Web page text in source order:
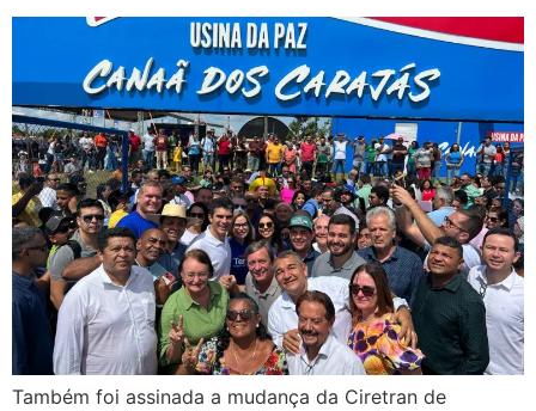
Também foi assinada a mudança da Ciretran de